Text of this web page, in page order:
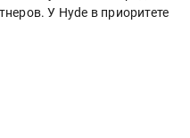
У Hyde в приоритете